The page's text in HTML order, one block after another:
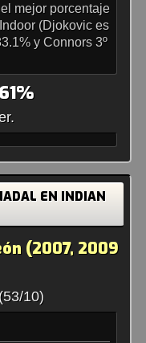
mejor porcentaje
(Djokovic es
y Connors 3º
61%
EN INDIAN
(2007, 2009
10)